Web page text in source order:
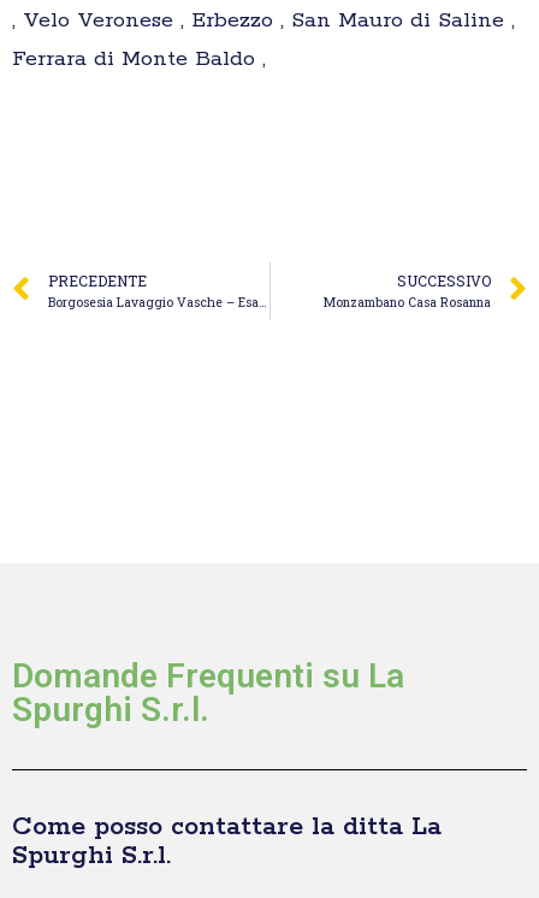
, Velo Veronese , Erbezzo , San Mauro di Saline ,
Ferrara di Monte Baldo ,
PRECEDENTE
Borgosesia Lavaggio Vasche – Esa Eco Servizi S.r.l.
SUCCESSIVO
Monzambano Casa Rosanna
Domande Frequenti su La
Spurghi S.r.l.
Come posso contattare la ditta La
Spurghi S.r.l.